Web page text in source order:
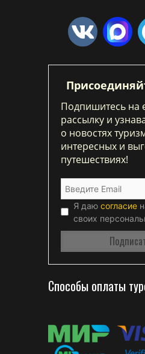
Подпишитесь на
рассылку и
о новостях
интересных и
путешествиях!
Я даю согласие
своих
Способы оплаты